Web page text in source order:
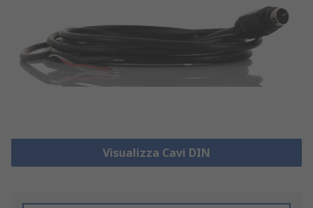
Visualizza Cavi DIN